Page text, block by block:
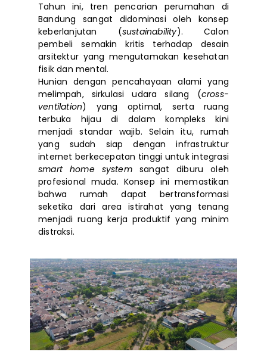
Tahun ini, tren pencarian perumahan di
Bandung sangat didominasi oleh konsep
keberlanjutan (sustainability). Calon
pembeli semakin kritis terhadap desain
arsitektur yang mengutamakan kesehatan
fisik dan mental.
Hunian dengan pencahayaan alami yang
melimpah, sirkulasi udara silang (cross-
ventilation) yang optimal, serta ruang
terbuka hijau di dalam kompleks kini
menjadi standar wajib. Selain itu, rumah
yang sudah siap dengan infrastruktur
internet berkecepatan tinggi untuk integrasi
smart home systemsangat diburu oleh
profesional muda. Konsep ini memastikan
bahwa rumah dapat bertransformasi
seketika dari area istirahat yang tenang
menjadi ruang kerja produktif yang minim
distraksi.